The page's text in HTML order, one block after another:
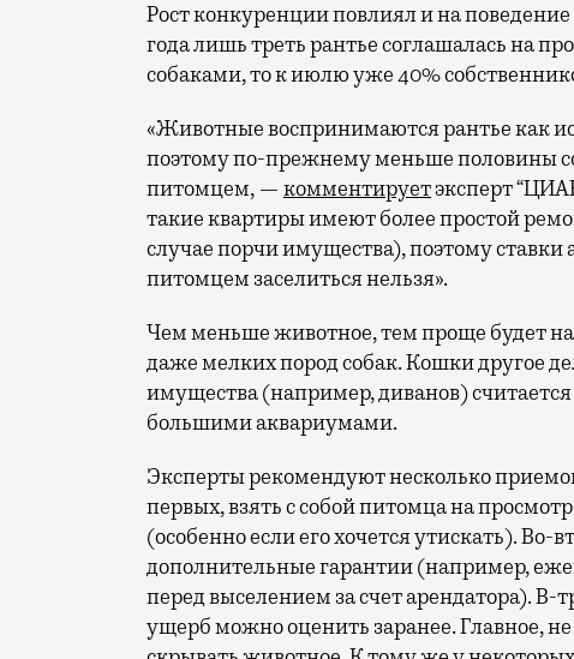
Рост конкуренции повлиял и на
года лишь треть рантье соглашалась на
собаками, то к июлю уже 40%
«Животные воспринимаются рантье как
поэтому по-прежнему меньше половины
питомцем, — комментируетэксперт
такие квартиры имеют более простой
случае порчи имущества), поэтому ставки
питомцем заселиться нельзя».
Чем меньше животное, тем проще будет
даже мелких пород собак. Кошки другое
имущества (например, диванов)
большими аквариумами.
Эксперты рекомендуют несколько
первых, взять с собой питомца на
(особенно если его хочется утискать). Во-
дополнительные гарантии (например,
перед выселением за счет арендатора).
ущерб можно оценить заранее. Главное,